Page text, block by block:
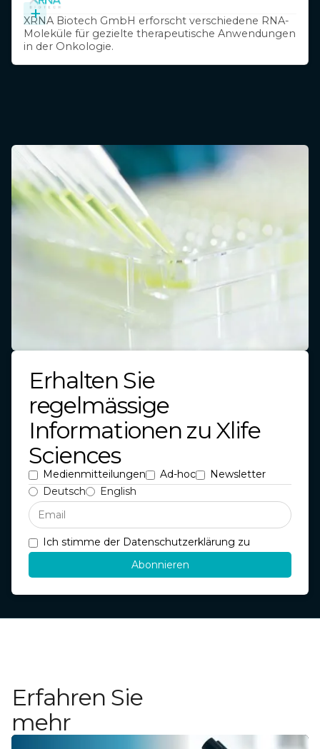
+
XRNA Biotech GmbH erforscht verschiedene RNA-
Moleküle für gezielte therapeutische Anwendungen
in der Onkologie.
Erhalten Sie
regelmässige
Informationen zu Xlife
Sciences
Medienmitteilungen Ad-hoc
Newsletter
Deutsch
English
Ich stimme der Datenschutzerklärung zu
Erfahren Sie
mehr